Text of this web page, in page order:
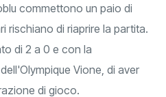
commettono un paio di
rischiano di riaprire la partita.
di 2 a 0 e con la
Vione, di aver
di gioco.